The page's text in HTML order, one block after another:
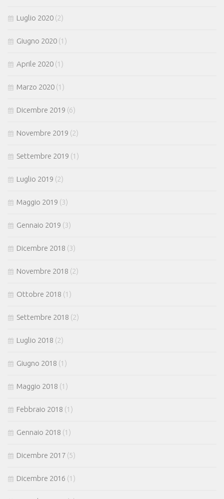
Luglio 2020 (2)
Giugno 2020 (1)
Aprile 2020 (1)
Marzo 2020 (1)
Dicembre 2019 (6)
Novembre 2019 (2)
Settembre 2019 (1)
Luglio 2019 (2)
Maggio 2019 (3)
Gennaio 2019 (3)
Dicembre 2018 (3)
Novembre 2018 (2)
Ottobre 2018 (1)
Settembre 2018 (2)
Luglio 2018 (2)
Giugno 2018 (1)
Maggio 2018 (1)
Febbraio 2018 (1)
Gennaio 2018 (1)
Dicembre 2017 (5)
Dicembre 2016 (1)